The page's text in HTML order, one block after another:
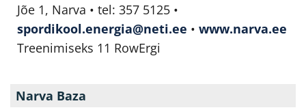
Jõe 1, Narva • tel: 357 5125 •
spordikool.energia@neti.ee • www.narva.ee
Treenimiseks 11 RowErgi
Narva Baza